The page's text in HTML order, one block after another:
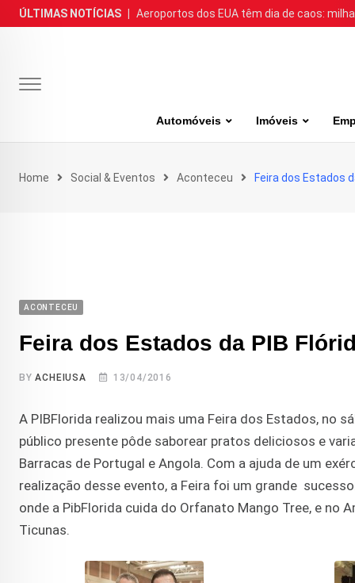
Skip
to
ÚLTIMAS NOTÍCIAS Aeroportos dos EUA têm dia de caos:
Automóveis Imóveis
Home Social & Eventos Aconteceu Feira dos Estados
ACONTECEU
Feira dos Estados da PIB
BYACHEIUSA 13/04/2016
A PIBFlorida realizou mais uma Feira dos Estados, no
público presente pôde saborear pratos deliciosos e
Barracas de Portugal e Angola. Com a ajuda de um
realização desse evento, a Feira foi um grande
onde a PibFlorida cuida do Orfanato Mango Tree, e no
Ticunas.